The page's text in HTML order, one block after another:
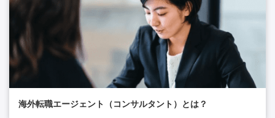
海外転職エージェント（コンサルタント）とは？